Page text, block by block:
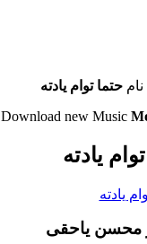
نامحتما توام یادته
Download new Music
یادته
محسن یاحقی